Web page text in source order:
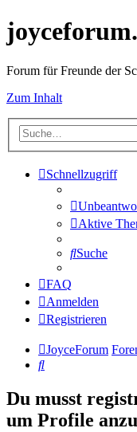
Forum für Freunde der
Zum Inhalt
Schnellzugriff
Aktive
Suche
FAQ
Anmelden
Registrieren
JoyceForum
Suche
Du musst
um Profile